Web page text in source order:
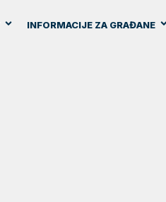
INFORMACIJE ZA GRAĐANE